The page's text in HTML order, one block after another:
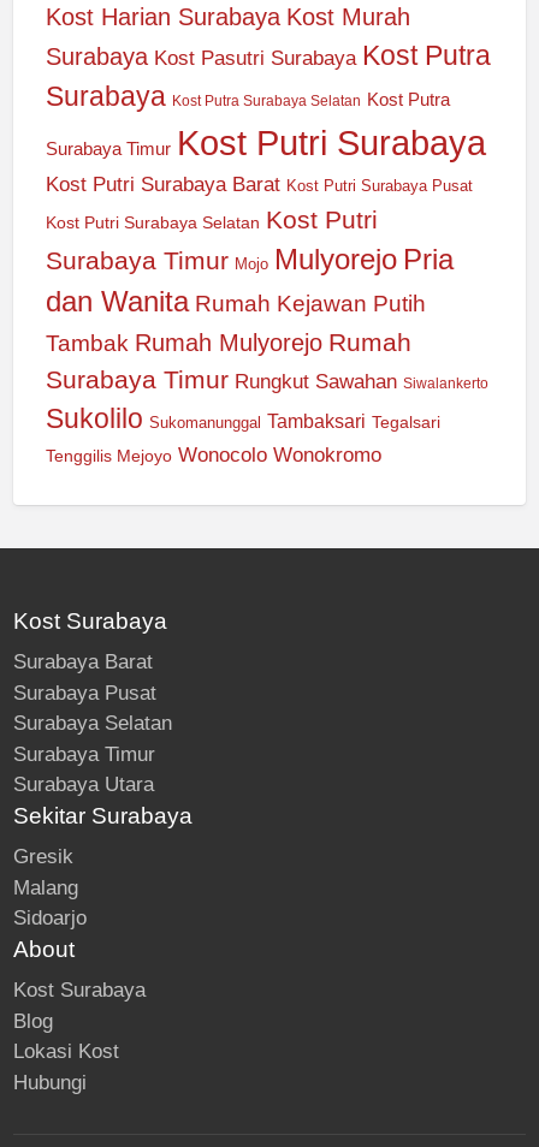
Kost Harian Surabaya Kost Murah
Surabaya Kost Pasutri Surabaya Kost Putra
Surabaya Kost Putra Surabaya Selatan Kost Putra
Surabaya Timur Kost Putri Surabaya
Kost Putri Surabaya Barat Kost Putri Surabaya Pusat
Kost Putri Surabaya Selatan Kost Putri
Surabaya Timur Mojo Mulyorejo Pria
dan Wanita Rumah Kejawan Putih
Tambak Rumah Mulyorejo Rumah
Surabaya Timur Rungkut Sawahan Siwalankerto
Sukolilo Sukomanunggal Tambaksari Tegalsari
Tenggilis Mejoyo Wonocolo Wonokromo
Kost Surabaya
Surabaya Barat
Surabaya Pusat
Surabaya Selatan
Surabaya Timur
Surabaya Utara
Sekitar Surabaya
Gresik
Malang
Sidoarjo
About
Kost Surabaya
Blog
Lokasi Kost
Hubungi